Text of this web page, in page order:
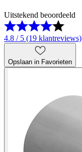
Uitstekend beoordeeld
4.8 / 5 (19 klantreviews)
Opslaan in Favorieten